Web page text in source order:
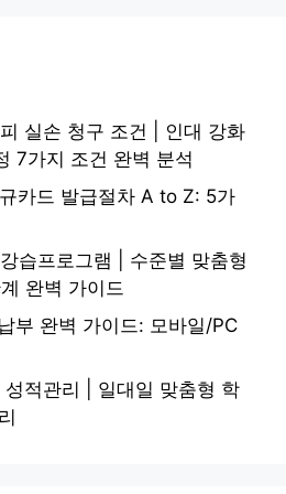
실손 청구 조건 | 인대 강화
7가지 조건 완벽 분석
카드 발급절차 A to Z: 5가
습프로그램 | 수준별 맞춤형
완벽 가이드
부 완벽 가이드: 모바일/PC
적관리 | 일대일 맞춤형 학